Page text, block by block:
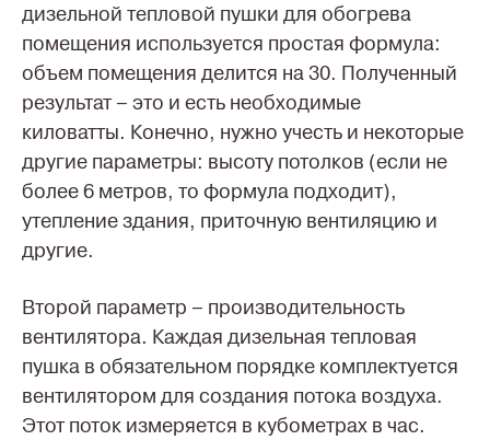
дизельной тепловой пушки для обогрева
помещения используется простая формула:
объем помещения делится на 30. Полученный
результат – это и есть необходимые
киловатты. Конечно, нужно учесть и некоторые
другие параметры: высоту потолков (если не
более 6 метров, то формула подходит),
утепление здания, приточную вентиляцию и
другие.
Второй параметр – производительность
вентилятора. Каждая дизельная тепловая
пушка в обязательном порядке комплектуется
вентилятором для создания потока воздуха.
Этот поток измеряется в кубометрах в час.